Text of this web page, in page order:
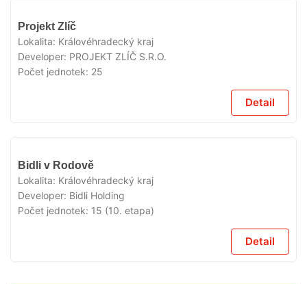
Projekt Zlíč
Lokalita: Královéhradecký kraj
Developer: PROJEKT ZLÍČ S.R.O.
Počet jednotek: 25
Detail
Bidli v Rodově
Lokalita: Královéhradecký kraj
Developer: Bidli Holding
Počet jednotek: 15 (10. etapa)
Detail